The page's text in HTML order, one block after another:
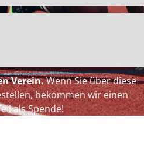
Verein.Wenn Sie über diese
bekommen wir einen
als Spende!